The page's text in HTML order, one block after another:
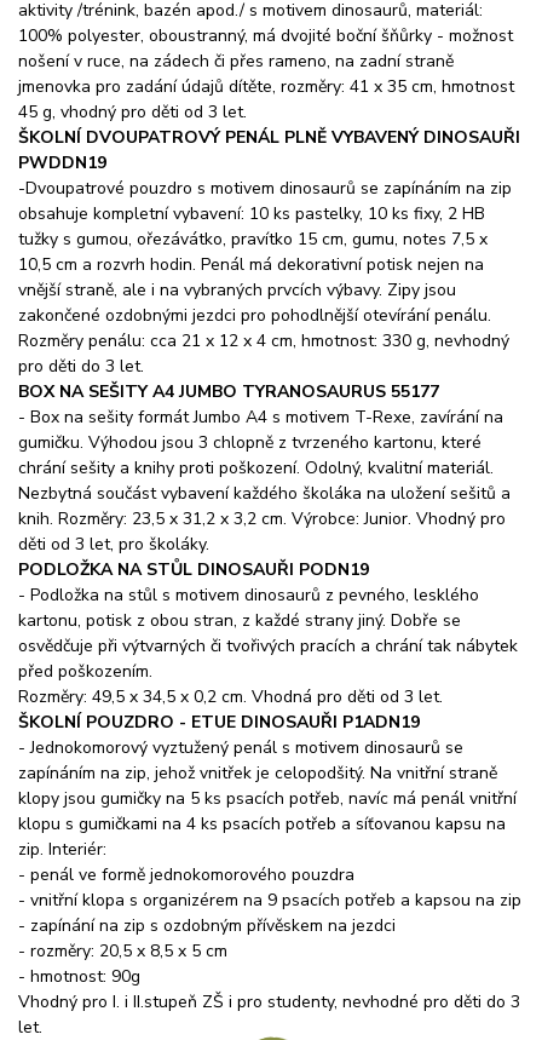
aktivity /trénink, bazén apod./ s motivem dinosaurů, materiál:
100% polyester, oboustranný, má dvojité boční šňůrky - možnost
nošení v ruce, na zádech či přes rameno, na zadní straně
jmenovka pro zadání údajů dítěte, rozměry: 41 x 35 cm, hmotnost
45 g, vhodný pro děti od 3 let.
ŠKOLNÍ DVOUPATROVÝ PENÁL PLNĚ VYBAVENÝ DINOSAUŘI
PWDDN19
-Dvoupatrové pouzdro s motivem dinosaurů se zapínáním na zip
obsahuje kompletní vybavení: 10 ks pastelky, 10 ks fixy, 2 HB
tužky s gumou, ořezávátko, pravítko 15 cm, gumu, notes 7,5 x
10,5 cm a rozvrh hodin. Penál má dekorativní potisk nejen na
vnější straně, ale i na vybraných prvcích výbavy. Zipy jsou
zakončené ozdobnými jezdci pro pohodlnější otevírání penálu.
Rozměry penálu: cca 21 x 12 x 4 cm, hmotnost: 330 g, nevhodný
pro děti do 3 let.
BOX NA SEŠITY A4 JUMBO TYRANOSAURUS 55177
- Box na sešity formát Jumbo A4 s motivem T-Rexe, zavírání na
gumičku. Výhodou jsou 3 chlopně z tvrzeného kartonu, které
chrání sešity a knihy proti poškození. Odolný, kvalitní materiál.
Nezbytná součást vybavení každého školáka na uložení sešitů a
knih. Rozměry: 23,5 x 31,2 x 3,2 cm. Výrobce: Junior. Vhodný pro
děti od 3 let, pro školáky.
PODLOŽKA NA STŮL DINOSAUŘI PODN19
- Podložka na stůl s motivem dinosaurů z pevného, lesklého
kartonu, potisk z obou stran, z každé strany jiný. Dobře se
osvědčuje při výtvarných či tvořivých pracích a chrání tak nábytek
před poškozením.
Rozměry: 49,5 x 34,5 x 0,2 cm. Vhodná pro děti od 3 let.
ŠKOLNÍ POUZDRO - ETUE DINOSAUŘI P1ADN19
- Jednokomorový vyztužený penál s motivem dinosaurů se
zapínáním na zip, jehož vnitřek je celopodšitý. Na vnitřní straně
klopy jsou gumičky na 5 ks psacích potřeb, navíc má penál vnitřní
klopu s gumičkami na 4 ks psacích potřeb a síťovanou kapsu na
zip. Interiér:
- penál ve formě jednokomorového pouzdra
- vnitřní klopa s organizérem na 9 psacích potřeb a kapsou na zip
- zapínání na zip s ozdobným přívěskem na jezdci
- rozměry: 20,5 x 8,5 x 5 cm
- hmotnost: 90g
Vhodný pro I. i II.stupeň ZŠ i pro studenty, nevhodné pro děti do 3
let.